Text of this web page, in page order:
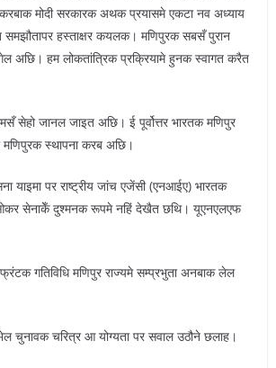
करबाक मोदी सरकारक अथक प्रयासमे एकटा नव अध्याय
हस्ताक्षर कयलक। मणिपुरक सबसँ पुरान
अछि। हम लोकतांत्रिक प्रक्रियामे हुनक स्वागत करैत
जानल जाइत अछि। ई पूर्वोत्तर भारतक मणिपुर
मणिपुरक स्थापना करब अछि।
पर राष्ट्रीय जांच एजेंसी (एनआईए) भारतक
सेनाकेँ दुश्मनक रूपमे नहिं देखैत छथि। यूएनएलएफ
गतिविधि मणिपुर राज्यमे सम्प्रभुता अनबाक लेल
चुनावक चरित्र आ योग्यता पर सवाल उठौने छलाह।